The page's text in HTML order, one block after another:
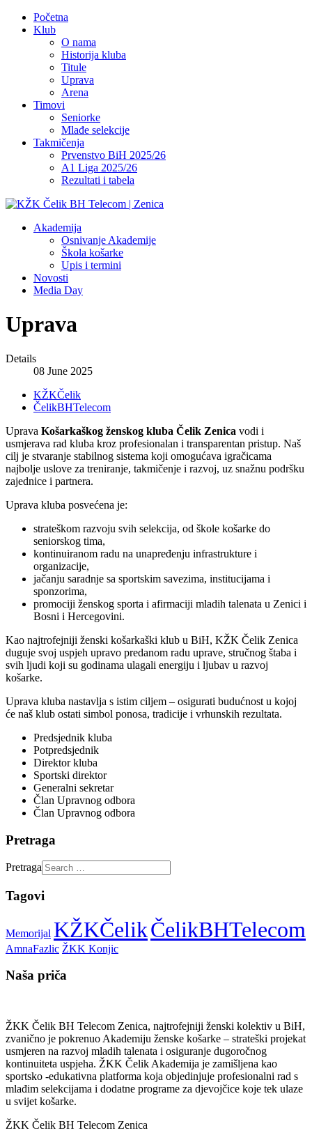
Početna
Klub
O nama
Historija kluba
Titule
Uprava
Arena
Timovi
Seniorke
Mlađe selekcije
Takmičenja
Prvenstvo BiH 2025/26
A1 Liga 2025/26
Rezultati i tabela
Akademija
Osnivanje Akademije
Škola košarke
Upis i termini
Novosti
Media Day
Uprava
Details
08 June 2025
KŽKČelik
ČelikBHTelecom
Uprava Košarkaškog ženskog kluba Čelik Zenica vodi i
usmjerava rad kluba kroz profesionalan i transparentan pristup. Naš
cilj je stvaranje stabilnog sistema koji omogućava igračicama
najbolje uslove za treniranje, takmičenje i razvoj, uz snažnu podršku
zajednice i partnera.
Uprava kluba posvećena je:
strateškom razvoju svih selekcija, od škole košarke do
seniorskog tima,
kontinuiranom radu na unapređenju infrastrukture i
organizacije,
jačanju saradnje sa sportskim savezima, institucijama i
sponzorima,
promociji ženskog sporta i afirmaciji mladih talenata u Zenici i
Bosni i Hercegovini.
Kao najtrofejniji ženski košarkaški klub u BiH, KŽK Čelik Zenica
duguje svoj uspjeh upravo predanom radu uprave, stručnog štaba i
svih ljudi koji su godinama ulagali energiju i ljubav u razvoj
košarke.
Uprava kluba nastavlja s istim ciljem – osigurati budućnost u kojoj
će naš klub ostati simbol ponosa, tradicije i vrhunskih rezultata.
Predsjednik kluba
Potpredsjednik
Direktor kluba
Sportski direktor
Generalni sekretar
Član Upravnog odbora
Član Upravnog odbora
Pretraga
Pretraga
Tagovi
Memorijal KŽKČelikČelikBHTelecom
AmnaFazlic ŽKK Konjic
Naša priča
ŽKK Čelik BH Telecom Zenica, najtrofejniji ženski kolektiv u BiH,
zvanično je pokrenuo Akademiju ženske košarke – strateški projekat
usmjeren na razvoj mladih talenata i osiguranje dugoročnog
kontinuiteta uspjeha. ŽKK Čelik Akademija je zamišljena kao
sportsko -edukativna platforma koja objedinjuje profesionalni rad s
mlađim selekcijama i dodatne programe za djevojčice koje tek ulaze
u svijet košarke.
ŽKK Čelik BH Telecom Zenica